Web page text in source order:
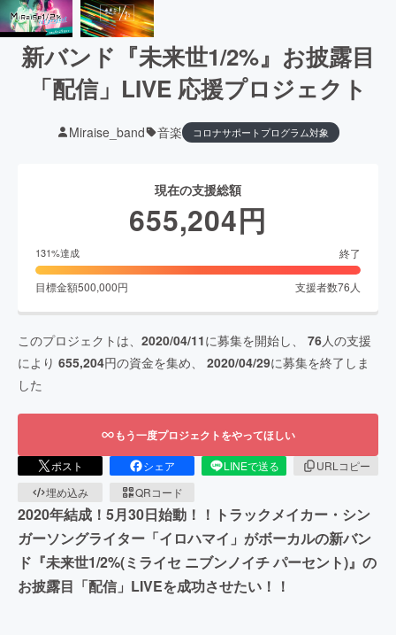
新バンド『未来世1/2%』お披露目
「配信」LIVE 応援プロジェクト
Miraise_band 音楽 コロナサポートプログラム対象
現在の支援総額
655,204円
131%達成 終了
目標金額500,000円 支援者数76 人
このプロジェクトは、 2020/04/11に募集を開始し、 76人の支援
により 655,204円の資金を集め、 2020/04/29に募集を終了しま
した
もう一度プロジェクトをやってほしい
ポスト シェア LINEで送る
URLコピー
埋め込み
QRコード
2020年結成！5月30日始動！！トラックメイカー・シン
ガーソングライター「イロハマイ」がボーカルの新バン
ド『未来世1/2%(ミライセ ニブンノイチ パーセント)』の
お披露目「配信」LIVEを成功させたい！！